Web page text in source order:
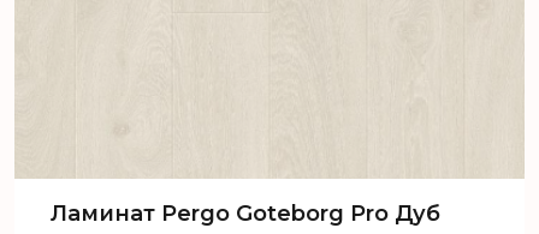
Ламинат Pergo Goteborg Pro Дуб